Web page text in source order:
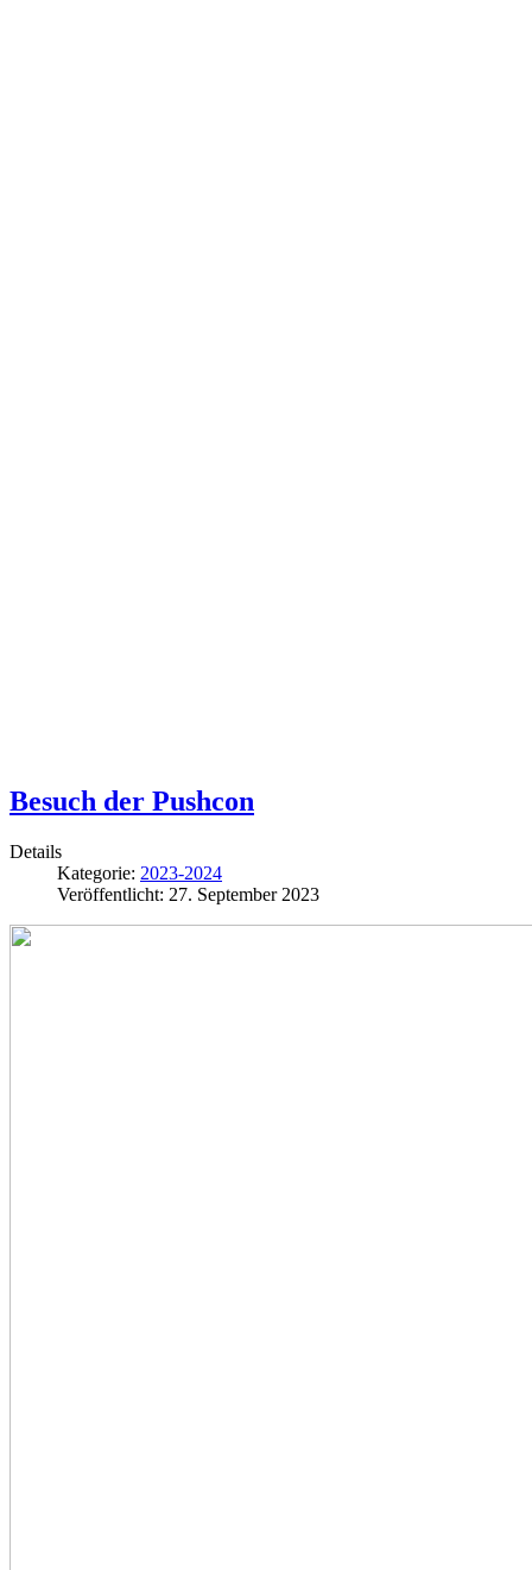
Besuch der Pushcon
Details
Kategorie: 2023-2024
Veröffentlicht: 27. September 2023